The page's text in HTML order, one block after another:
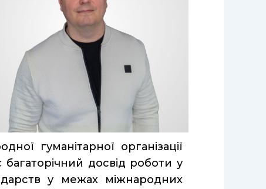
гуманітарної організації
досвід роботи у
у межах міжнародних